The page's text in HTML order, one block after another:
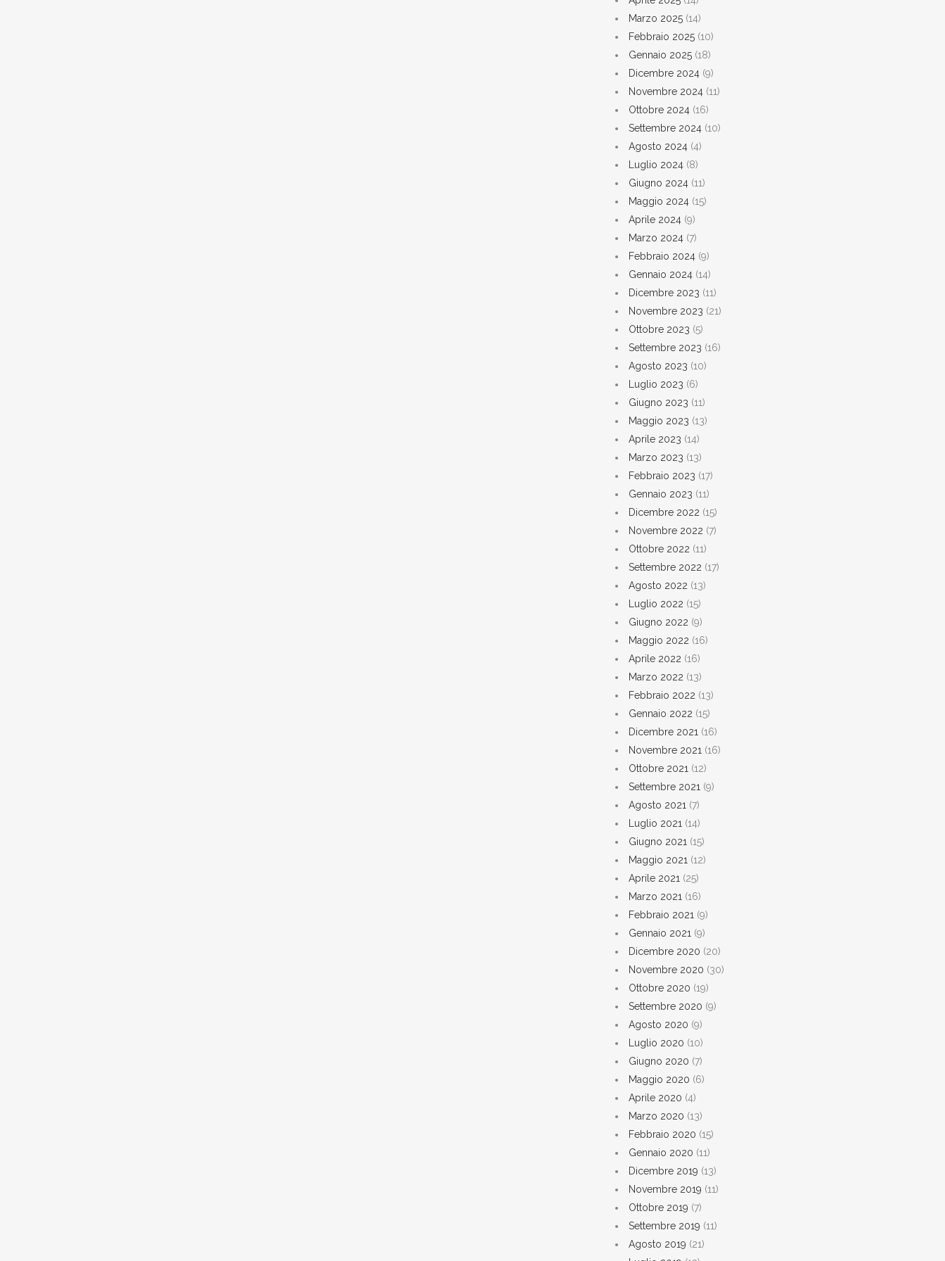
Marzo 2025 (14)
Febbraio 2025 (10)
Gennaio 2025 (18)
Dicembre 2024 (9)
Novembre 2024 (11)
Ottobre 2024 (16)
Settembre 2024 (10)
Agosto 2024 (4)
Luglio 2024 (8)
Giugno 2024 (11)
Maggio 2024 (15)
Aprile 2024 (9)
Marzo 2024 (7)
Febbraio 2024 (9)
Gennaio 2024 (14)
Dicembre 2023 (11)
Novembre 2023 (21)
Ottobre 2023 (5)
Settembre 2023 (16)
Agosto 2023 (10)
Luglio 2023 (6)
Giugno 2023 (11)
Maggio 2023 (13)
Aprile 2023 (14)
Marzo 2023 (13)
Febbraio 2023 (17)
Gennaio 2023 (11)
Dicembre 2022 (15)
Novembre 2022 (7)
Ottobre 2022 (11)
Settembre 2022 (17)
Agosto 2022 (13)
Luglio 2022 (15)
Giugno 2022 (9)
Maggio 2022 (16)
Aprile 2022 (16)
Marzo 2022 (13)
Febbraio 2022 (13)
Gennaio 2022 (15)
Dicembre 2021 (16)
Novembre 2021 (16)
Ottobre 2021 (12)
Settembre 2021 (9)
Agosto 2021 (7)
Luglio 2021 (14)
Giugno 2021 (15)
Maggio 2021 (12)
Aprile 2021 (25)
Marzo 2021 (16)
Febbraio 2021 (9)
Gennaio 2021 (9)
Dicembre 2020 (20)
Novembre 2020 (30)
Ottobre 2020 (19)
Settembre 2020 (9)
Agosto 2020 (9)
Luglio 2020 (10)
Giugno 2020 (7)
Maggio 2020 (6)
Aprile 2020 (4)
Marzo 2020 (13)
Febbraio 2020 (15)
Gennaio 2020 (11)
Dicembre 2019 (13)
Novembre 2019 (11)
Ottobre 2019 (7)
Settembre 2019 (11)
Agosto 2019 (21)